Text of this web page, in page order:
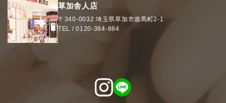
草加舎人店
〒340-0032 埼玉県草加市遊馬町2-1
TEL /0120-384-884